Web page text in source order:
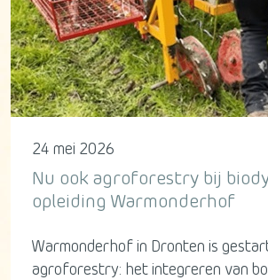
24 mei 2026
Nu ook agroforestry bij
opleiding Warmonderhof
Warmonderhof in Dronten is
agroforestry: het integreren van